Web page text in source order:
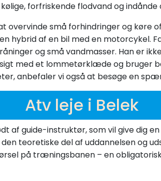
forfriskende flodvand og
overvinde små forhindringer og
hybrid af en bil med en motorcykel.
og små vandmasser. Han er
med et lommetørklæde og bruger
anbefaler vi også at besøge en
Atv leje i Belek
af guide-instruktør, som vil give dig
teoretiske del af uddannelsen og
på træningsbanen – en